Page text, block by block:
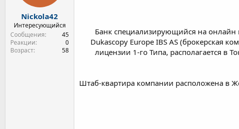
а
л
а
Nickola42
Интересующийся
Сообщения
45
Реакции
0
Возраст
58
Банк специализирующийся на онлайн
Dukascopy Europe IBS AS (брокерская
лицензии 1-го Типа, располагается в
Штаб-квартира компании расположена в